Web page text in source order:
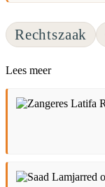
Rechtszaak
Lees meer